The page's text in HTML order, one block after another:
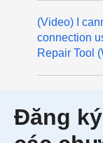
(Video) I
connection
Repair Tool
Đăng